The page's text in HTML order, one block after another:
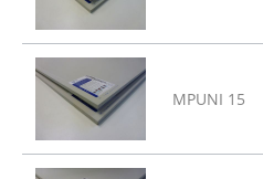
MPUNI 15